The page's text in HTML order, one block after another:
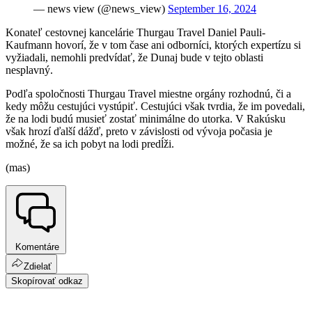
— news view (@news_view) September 16, 2024
Konateľ cestovnej kancelárie Thurgau Travel Daniel Pauli-
Kaufmann hovorí, že v tom čase ani odborníci, ktorých expertízu si
vyžiadali, nemohli predvídať, že Dunaj bude v tejto oblasti
nesplavný.
Podľa spoločnosti Thurgau Travel miestne orgány rozhodnú, či a
kedy môžu cestujúci vystúpiť. Cestujúci však tvrdia, že im povedali,
že na lodi budú musieť zostať minimálne do utorka. V Rakúsku
však hrozí ďalší dážď, preto v závislosti od vývoja počasia je
možné, že sa ich pobyt na lodi predĺži.
(mas)
Komentáre
Zdielať
Skopírovať odkaz